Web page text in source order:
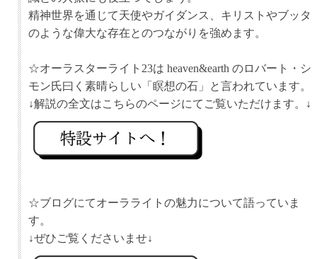
精神世界を通じて天使やガイダンス、キリストやブッタ
のような偉大な存在とのつながりを強めます。
☆オーラスターライト23は heaven&earth のロバート・シ
モン氏曰く素晴らしい「瞑想の石」と言われています。
☆ブログにてオーラライトの魅力について語っていま
す。